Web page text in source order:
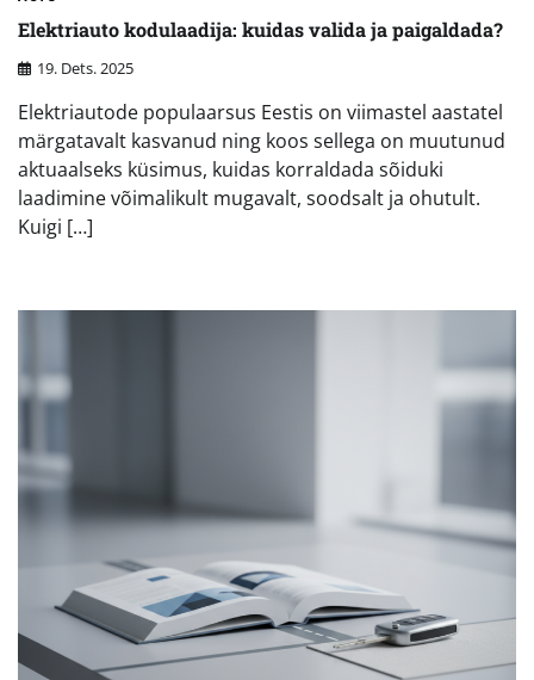
Elektriauto kodulaadija: kuidas valida ja paigaldada?
19. Dets. 2025
Elektriautode populaarsus Eestis on viimastel aastatel
märgatavalt kasvanud ning koos sellega on muutunud
aktuaalseks küsimus, kuidas korraldada sõiduki
laadimine võimalikult mugavalt, soodsalt ja ohutult.
Kuigi […]